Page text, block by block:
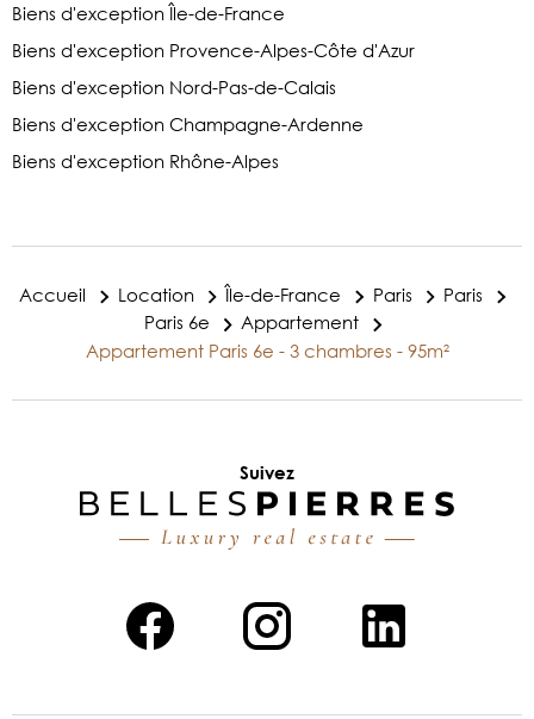
Biens d'exception Île-de-France
Biens d'exception Provence-Alpes-Côte d'Azur
Biens d'exception Nord-Pas-de-Calais
Biens d'exception Champagne-Ardenne
Biens d'exception Rhône-Alpes
Accueil Location Île-de-France Paris
Paris
Paris 6e
Appartement
Appartement Paris 6e - 3 chambres - 95m²
Suivez